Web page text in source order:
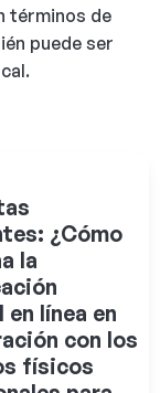
términos de
puede ser
¿Cómo
la
línea en
con los
físicos